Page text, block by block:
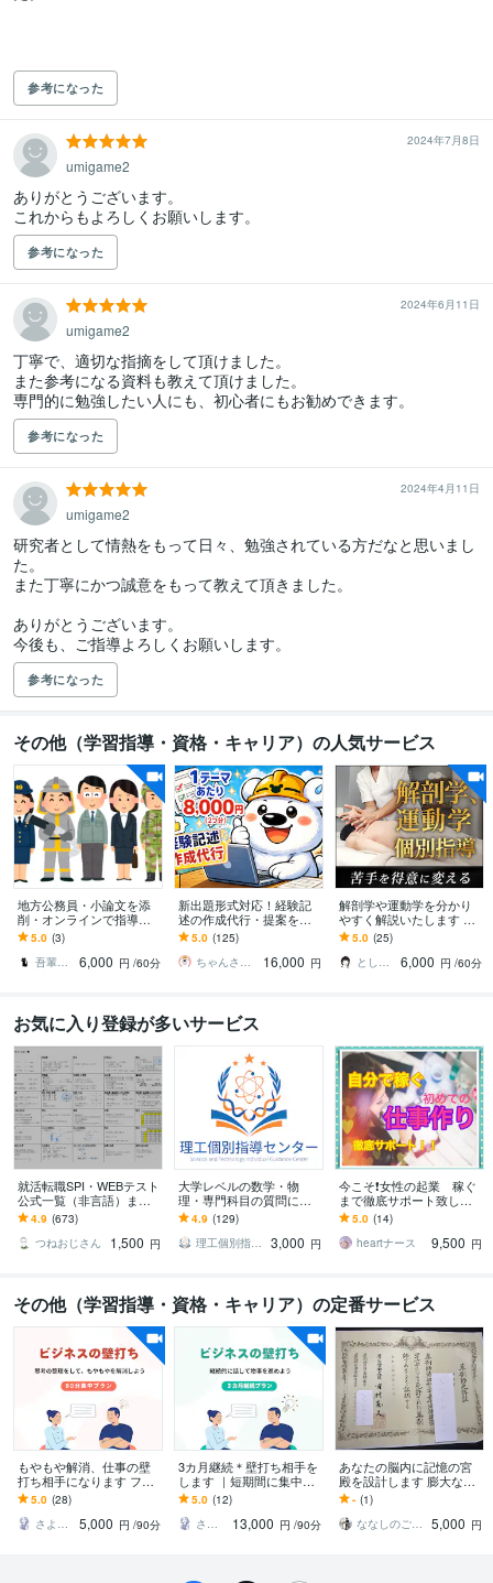
参考になった
2024年7月8日
umigame2
ありがとうございます。
参考になった
2024年6月11日
umigame2
丁寧で、適切な指摘をして頂けました。
また参考になる資料も教えて頂けました。
参考になった
2024年4月11日
umigame2
研究者として情熱をもって日々、勉強されている方だなと思いまし
た。
また丁寧にかつ誠意をもって教えて頂きました。
ありがとうございます。
参考になった
その他（学習指導・資格・キャリア）の人気サービス
地方公務員・小論文を添
削・オンラインで指導し
ます 苦手意識を持つ方や
初心者にも、懇切・丁寧
に指導します。
5.0 (3)
吾輩は猫！
6,000 円 /60分
新出題形式対応！経験記
述の作成代行・提案をし
ます 土木施工管理技士の
経験記述が書けない方向
け※質問2つ分
5.0 (125)
ちゃんさと技師
16,000 円
解剖学や運動学を分かり
やすく解説いたします 運
動器認定理学療法士が図
解を用いて説明いたしま
す。
5.0 (25)
とし＠PT×Photographer
6,000 円 /60分
お気に入り登録が多いサービス
就活転職SPI・WEBテスト
公式一覧（非言語）ます
採用試験（新卒・キャリ
ア）の第一関門をサクッ
と突破したい人！
4.9 (673)
つねおじさん
1,500 円
大学レベルの数学・物
理・専門科目の質問に答
えます 試験問題・授業課
題・レポートなどに関す
る質問をぶつけて下さい
4.9 (129)
理工個別指導センター
3,000 円
今こそ❗️女性の起業 稼ぐ
まで徹底サポート致しま
す 「在宅わたしビジネ
ス」あなたの魅力を仕事
にかえて収入アップ♫
5.0 (14)
heartナース
9,500 円
その他（学習指導・資格・キャリア）の定番サービス
もやもや解消、仕事の壁
打ち相手になります フリ
ーランス・会社経営経験
あり／思考の整理に活用
ください
5.0 (28)
さよ／仕事やビジネスの壁打ち
5,000 円 /90分
3カ月継続＊壁打ち相手を
します ｜短期間に集中し
て事業や考えの整理をし
たい方へ
5.0 (12)
さよ／仕事やビジネスの壁打ち
13,000 円 /90分
あなたの脳内に記憶の宮
殿を設計します 膨大な試
験範囲を目次法×場所法で
攻略。日常の景色を武器
にする
- (1)
ななしのごんべ薬行宅簿F
5,000 円